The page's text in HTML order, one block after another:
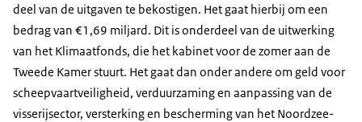
deel van de uitgaven te bekostigen. Het gaat hierbij om een
bedrag van €1,69 miljard. Dit is onderdeel van de uitwerking
van het Klimaatfonds, die het kabinet voor de zomer aan de
Tweede Kamer stuurt. Het gaat dan onder andere om geld voor
scheepvaartveiligheid, verduurzaming en aanpassing van de
visserijsector, versterking en bescherming van het Noordzee-